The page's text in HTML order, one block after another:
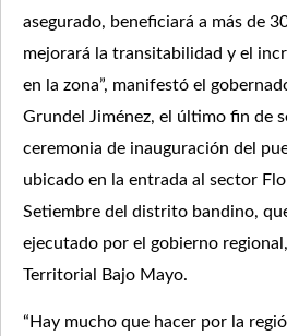
asegurado, beneficiará a más de
mejorará la transitabilidad y el
en la zona”, manifestó el
Grundel Jiménez, el último fin de
ceremonia de inauguración del
ubicado en la entrada al sector
Setiembre del distrito bandino,
ejecutado por el gobierno
Territorial Bajo Mayo.
“Hay mucho que hacer por la